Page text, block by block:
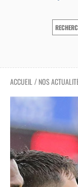
ACCUEIL / NOS